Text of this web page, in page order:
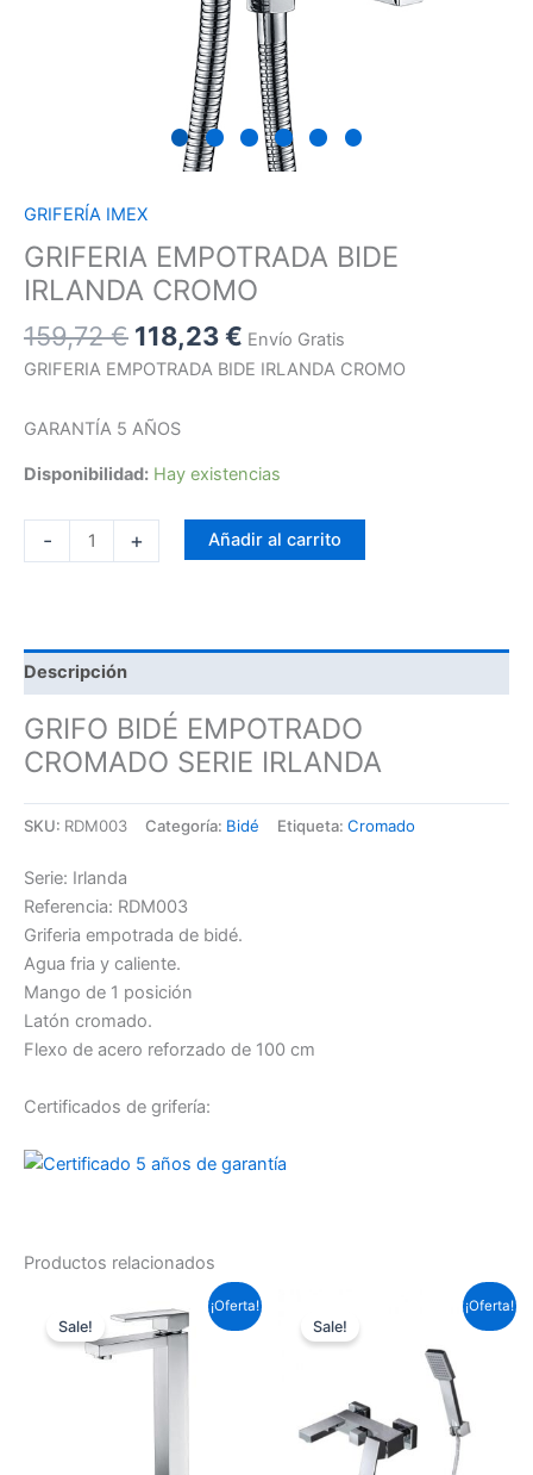
GRIFERÍA IMEX
GRIFERIA EMPOTRADA BIDE
IRLANDA CROMO
159,72€ 118,23€ Envío Gratis
GRIFERIA EMPOTRADA BIDE IRLANDA CROMO
GARANTÍA 5 AÑOS
Disponibilidad: Hay existencias
- + Añadir al carrito
Descripción
GRIFO BIDÉ EMPOTRADO
CROMADO SERIE IRLANDA
SKU: RDM003 Categoría: Bidé Etiqueta: Cromado
Serie: Irlanda
Referencia: RDM003
Griferia empotrada de bidé.
Agua fria y caliente.
Mango de 1 posición
Latón cromado.
Flexo de acero reforzado de 100 cm
Certificados de grifería:
Productos relacionados
¡Oferta!
Sale!
precio
original
era:
precio
actual
¡Oferta!
Sale!
158,51 €.
precio
es:
117,33 €.